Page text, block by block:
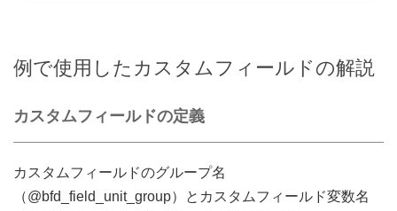
例で使用したカスタムフィールドの解説
カスタムフィールドの定義
カスタムフィールドのグループ名
（@bfd_field_unit_group）とカスタムフィールド変数名